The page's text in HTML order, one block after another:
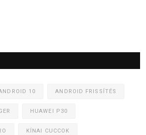
10 ANDROID FRISSÍTÉS
HUAWEI P30
KÍNAI CUCCOK